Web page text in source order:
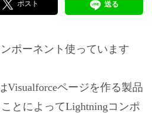
ポスト 送る
ポーネント使っています
Visualforceページを作る製品
とによってLightningコンポ